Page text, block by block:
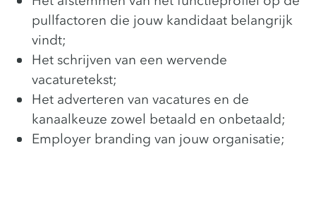
pullfactoren die jouw kandidaat belangrijk
vindt;
Het schrijven van een wervende
vacaturetekst;
Het adverteren van vacatures en de
kanaalkeuze zowel betaald en onbetaald;
Employer branding van jouw organisatie;